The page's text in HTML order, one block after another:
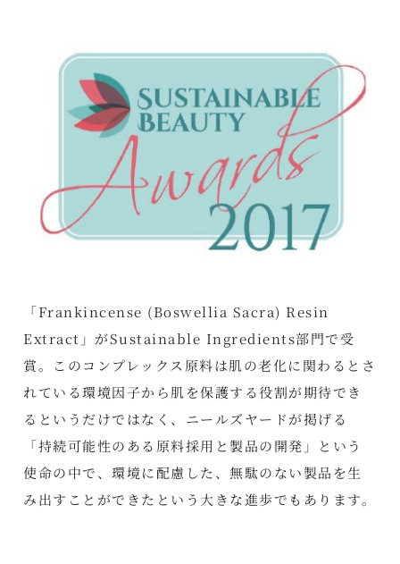
「Frankincense (Boswellia Sacra) Resin
Extract」がSustainable Ingredients部門で受
賞。このコンプレックス原料は肌の老化に関わるとさ
れている環境因子から肌を保護する役割が期待でき
るというだけではなく、ニールズヤードが掲げる
「持続可能性のある原料採用と製品の開発」という
使命の中で、環境に配慮した、無駄のない製品を生
み出すことができたという大きな進歩でもあります。